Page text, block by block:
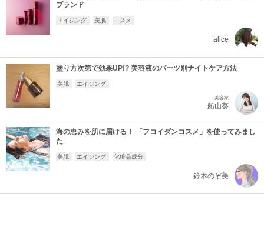
ブランド
エイジング 美肌 コスメ
alice
塗り方次第で効果UP!? 美容液のパーツ別ナイトケア方法
美肌 エイジング
美容家
船山葵
海の恵みを肌に届ける！ 「フコイダンコスメ」を使ってみまし
た
美肌 エイジング 化粧品成分
鈴木のぞ美